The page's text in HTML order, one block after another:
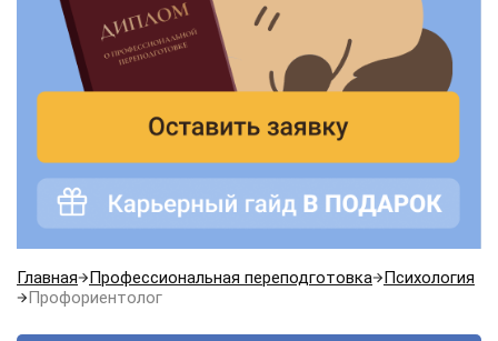
Главная Профессиональная переподготовка
Психология
Профориентолог